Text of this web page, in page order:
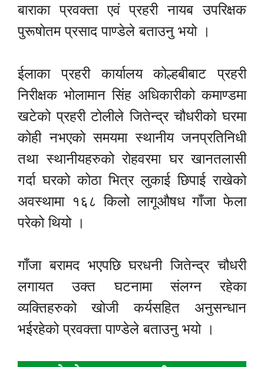
बाराका प्रवक्ता एवं प्रहरी नायब उपरिक्षक
पुरूषोतम प्रसाद पाण्डेले बताउनु भयो ।
ईलाका प्रहरी कार्यालय कोल्हबीबाट प्रहरी
निरीक्षक भोलामान सिंह अधिकारीको कमाण्डमा
खटेको प्रहरी टोलीले जितेन्द्र चौधरीको घरमा
कोही नभएको समयमा स्थानीय जनप्रतिनिधी
तथा स्थानीयहरुको रोहवरमा घर खानतलासी
गर्दा घरको कोठा भित्र लुकाई छिपाई राखेको
अवस्थामा १६८ किलो लागूऔषध गाँजा फेला
परेको थियो ।
गाँजा बरामद भएपछि घरधनी जितेन्द्र चौधरी
लगायत उक्त घटनामा संलग्न रहेका
व्यक्तिहरुको खोजी कर्यसहित अनुसन्धान
भईरहेको प्रवक्ता पाण्डेले बताउनु भयो ।